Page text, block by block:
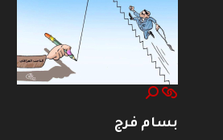
بسام فرج